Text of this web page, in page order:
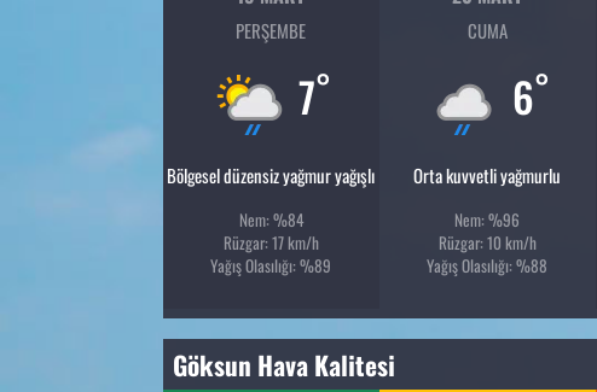
PERŞEMBE
7°
Bölgesel düzensiz yağmur yağışlı
Nem: %84
Rüzgar: 17 km/h
Yağış Olasılığı: %89
CUMA
6°
Orta kuvvetli yağmurlu
Nem: %96
Rüzgar: 10 km/h
Yağış Olasılığı: %88
Göksun Hava Kalitesi